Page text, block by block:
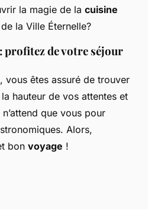
la magie de la cuisine
la Ville Éternelle?
profitez de votre séjour
vous êtes assuré de trouver
hauteur de vos attentes et
que vous pour
Alors,
bon voyage !